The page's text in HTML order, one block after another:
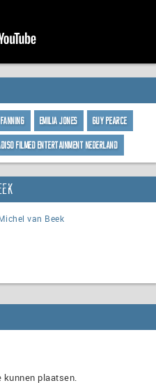
Emilia Jones Guy Pearce
Filmed Entertainment Nederland
van Beek
plaatsen.